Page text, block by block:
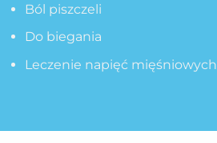
Ból piszczeli
Do biegania
Leczenie napięć mięśniowych